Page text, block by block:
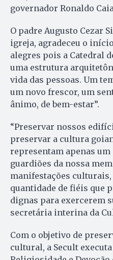
governador Ronaldo
O padre Augusto Cezar
igreja, agradeceu o
alegres pois a Catedral
uma estrutura
vida das pessoas. Um
um novo frescor, um
ânimo, de bem-estar”.
“Preservar nossos
preservar a cultura
representam apenas
guardiões da nossa
manifestações
quantidade de fiéis que
dignas para exercerem
secretária interina da
Com o objetivo de
cultural, a Secult